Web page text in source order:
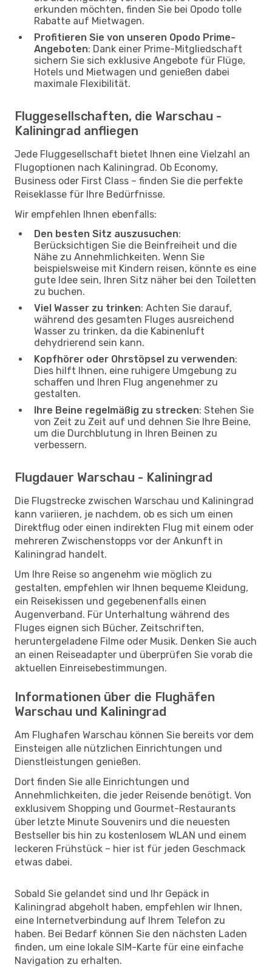
erkunden möchten, finden Sie bei Opodo tolle
Rabatte auf Mietwagen.
Profitieren Sie von unseren Opodo Prime-
Angeboten: Dank einer Prime-Mitgliedschaft
sichern Sie sich exklusive Angebote für Flüge,
Hotels und Mietwagen und genießen dabei
maximale Flexibilität.
Fluggesellschaften, die Warschau -
Kaliningrad anfliegen
Jede Fluggesellschaft bietet Ihnen eine Vielzahl an
Flugoptionen nach Kaliningrad. Ob Economy,
Business oder First Class – finden Sie die perfekte
Reiseklasse für Ihre Bedürfnisse.
Wir empfehlen Ihnen ebenfalls:
Den besten Sitz auszusuchen:
Berücksichtigen Sie die Beinfreiheit und die
Nähe zu Annehmlichkeiten. Wenn Sie
beispielsweise mit Kindern reisen, könnte es eine
gute Idee sein, Ihren Sitz näher bei den Toiletten
zu buchen.
Viel Wasser zu trinken: Achten Sie darauf,
während des gesamten Fluges ausreichend
Wasser zu trinken, da die Kabinenluft
dehydrierend sein kann.
Kopfhörer oder Ohrstöpsel zu verwenden:
Dies hilft Ihnen, eine ruhigere Umgebung zu
schaffen und Ihren Flug angenehmer zu
gestalten.
Ihre Beine regelmäßig zu strecken: Stehen Sie
von Zeit zu Zeit auf und dehnen Sie Ihre Beine,
um die Durchblutung in Ihren Beinen zu
verbessern.
Flugdauer Warschau - Kaliningrad
Die Flugstrecke zwischen Warschau und Kaliningrad
kann variieren, je nachdem, ob es sich um einen
Direktflug oder einen indirekten Flug mit einem oder
mehreren Zwischenstopps vor der Ankunft in
Kaliningrad handelt.
Um Ihre Reise so angenehm wie möglich zu
gestalten, empfehlen wir Ihnen bequeme Kleidung,
ein Reisekissen und gegebenenfalls einen
Augenverband. Für Unterhaltung während des
Fluges eignen sich Bücher, Zeitschriften,
heruntergeladene Filme oder Musik. Denken Sie auch
an einen Reiseadapter und überprüfen Sie vorab die
aktuellen Einreisebestimmungen.
Informationen über die Flughäfen
Warschau und Kaliningrad
Am Flughafen Warschau können Sie bereits vor dem
Einsteigen alle nützlichen Einrichtungen und
Dienstleistungen genießen.
Dort finden Sie alle Einrichtungen und
Annehmlichkeiten, die jeder Reisende benötigt. Von
exklusivem Shopping und Gourmet-Restaurants
über letzte Minute Souvenirs und die neuesten
Bestseller bis hin zu kostenlosem WLAN und einem
leckeren Frühstück – hier ist für jeden Geschmack
etwas dabei.
Sobald Sie gelandet sind und Ihr Gepäck in
Kaliningrad abgeholt haben, empfehlen wir Ihnen,
eine Internetverbindung auf Ihrem Telefon zu
haben. Bei Bedarf können Sie den nächsten Laden
finden, um eine lokale SIM-Karte für eine einfache
Navigation zu erhalten.